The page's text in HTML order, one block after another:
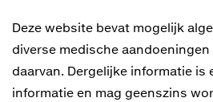
Deze website bevat mogelijk
diverse medische
daarvan. Dergelijke informatie is
informatie en mag geenszins